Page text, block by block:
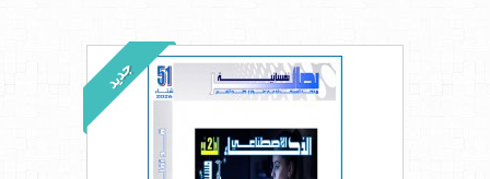
جديد